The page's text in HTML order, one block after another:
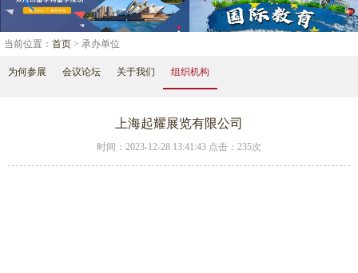
当前位置： 首页 > 承办单位
为何参展 会议论坛 关于我们 组织机构
上海起耀展览有限公司
时间：2023-12-28 13:41:43 点击： 235次